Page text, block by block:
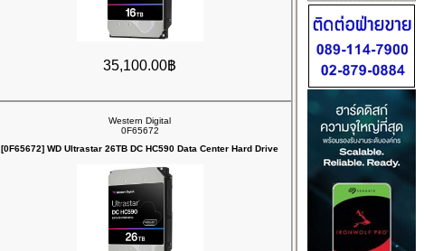
35,100.00฿
Western Digital
0F65672
[0F65672] WD Ultrastar 26TB DC HC590 Data Center Hard Drive